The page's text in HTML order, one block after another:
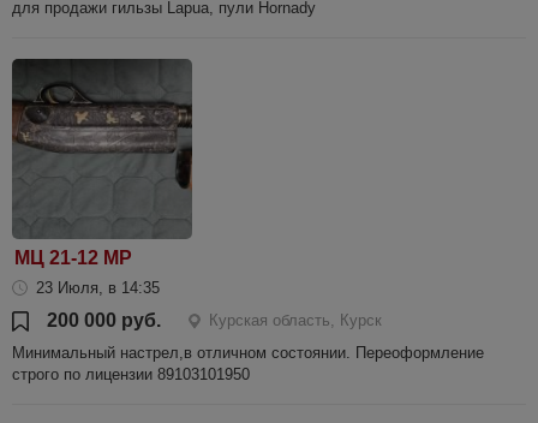
для продажи гильзы Lapua, пули Hornady
МЦ 21-12 МР
23 Июля, в 14:35
200 000 руб.
Курская область, Курск
Минимальный настрел,в отличном состоянии. Переоформление
строго по лицензии 89103101950